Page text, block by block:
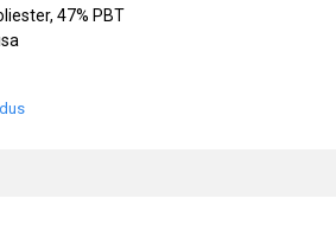
47% PBT